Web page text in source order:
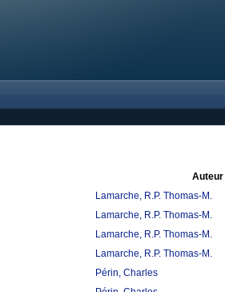
Auteur
Lamarche, R.P. Thomas-M.
Lamarche, R.P. Thomas-M.
Lamarche, R.P. Thomas-M.
Lamarche, R.P. Thomas-M.
Périn, Charles